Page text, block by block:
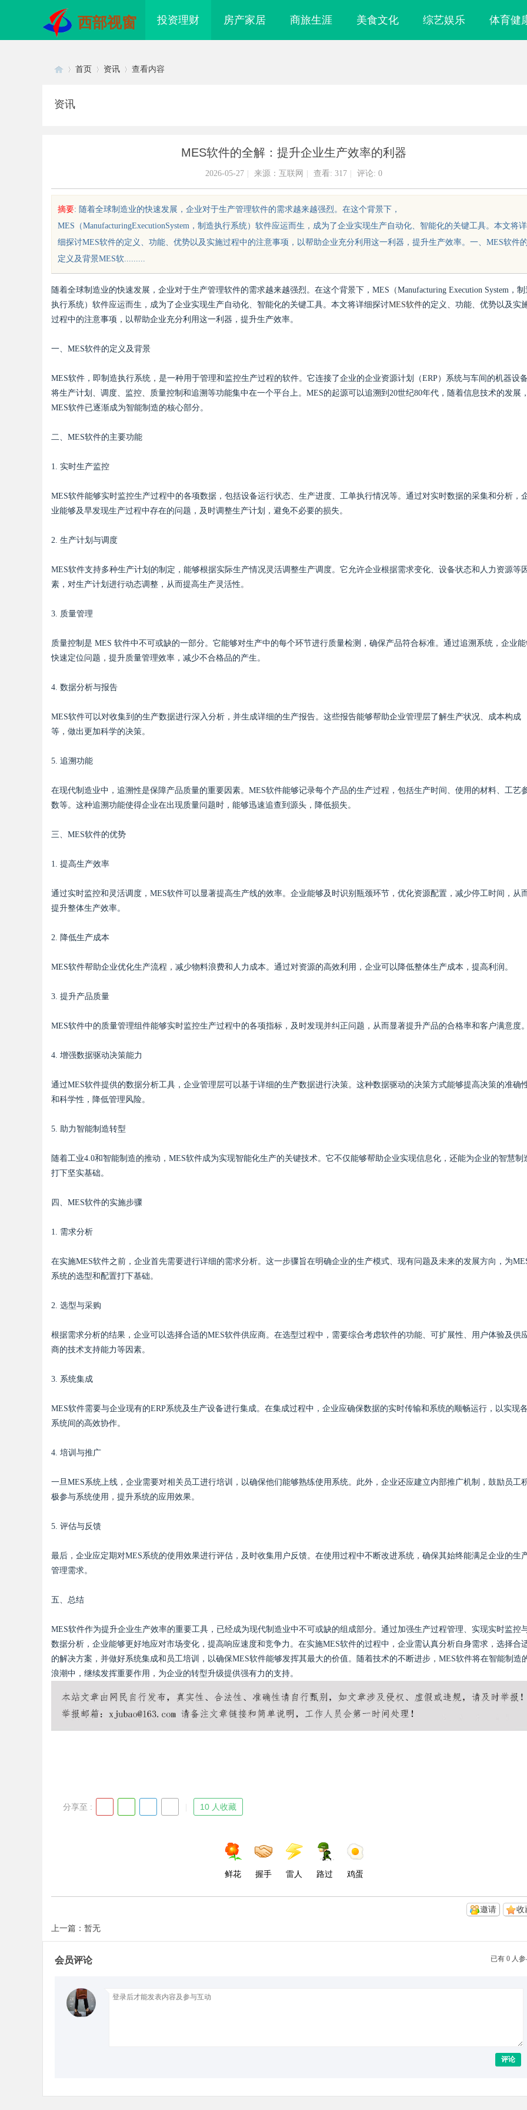
西部视窗 投资理财 房产家居 商旅生涯 美食文化 综艺娱乐 体育健
sc
uz
Bo
首页 资讯 查看内容
资讯
MES软件的全解：提升企业生产效率的利器
2026-05-27 来源：互联网 查看: 317 评论: 0
摘要: 随着全球制造业的快速发展，企业对于生产管理软件的需求越来越强烈。在这个背景下，
MES（ManufacturingExecutionSystem，制造执行系统）软件应运而生，成为了企业实现生产自动化、智能化的关键工具。本文将详
细探讨MES软件的定义、功能、优势以及实施过程中的注意事项，以帮助企业充分利用这一利器，提升生产效率。一、MES软件
定义及背景MES软.........
随着全球制造业的快速发展，企业对于生产管理软件的需求越来越强烈。在这个背景下，MES（Manufacturing Execution System，制
执行系统）软件应运而生，成为了企业实现生产自动化、智能化的关键工具。本文将详细探讨MES软件的定义、功能、优势以及实
过程中的注意事项，以帮助企业充分利用这一利器，提升生产效率。
一、MES软件的定义及背景
MES软件，即制造执行系统，是一种用于管理和监控生产过程的软件。它连接了企业的企业资源计划（ERP）系统与车间的机器设
将生产计划、调度、监控、质量控制和追溯等功能集中在一个平台上。MES的起源可以追溯到20世纪80年代，随着信息技术的发展
MES软件已逐渐成为智能制造的核心部分。
二、MES软件的主要功能
1. 实时生产监控
MES软件能够实时监控生产过程中的各项数据，包括设备运行状态、生产进度、工单执行情况等。通过对实时数据的采集和分析，
业能够及早发现生产过程中存在的问题，及时调整生产计划，避免不必要的损失。
2. 生产计划与调度
MES软件支持多种生产计划的制定，能够根据实际生产情况灵活调整生产调度。它允许企业根据需求变化、设备状态和人力资源等
素，对生产计划进行动态调整，从而提高生产灵活性。
3. 质量管理
质量控制是 MES 软件中不可或缺的一部分。它能够对生产中的每个环节进行质量检测，确保产品符合标准。通过追溯系统，企业
快速定位问题，提升质量管理效率，减少不合格品的产生。
4. 数据分析与报告
MES软件可以对收集到的生产数据进行深入分析，并生成详细的生产报告。这些报告能够帮助企业管理层了解生产状况、成本构成
等，做出更加科学的决策。
5. 追溯功能
在现代制造业中，追溯性是保障产品质量的重要因素。MES软件能够记录每个产品的生产过程，包括生产时间、使用的材料、工艺
数等。这种追溯功能使得企业在出现质量问题时，能够迅速追查到源头，降低损失。
三、MES软件的优势
1. 提高生产效率
通过实时监控和灵活调度，MES软件可以显著提高生产线的效率。企业能够及时识别瓶颈环节，优化资源配置，减少停工时间，从
提升整体生产效率。
2. 降低生产成本
MES软件帮助企业优化生产流程，减少物料浪费和人力成本。通过对资源的高效利用，企业可以降低整体生产成本，提高利润。
3. 提升产品质量
MES软件中的质量管理组件能够实时监控生产过程中的各项指标，及时发现并纠正问题，从而显著提升产品的合格率和客户满意度
4. 增强数据驱动决策能力
通过MES软件提供的数据分析工具，企业管理层可以基于详细的生产数据进行决策。这种数据驱动的决策方式能够提高决策的准确
和科学性，降低管理风险。
5. 助力智能制造转型
随着工业4.0和智能制造的推动，MES软件成为实现智能化生产的关键技术。它不仅能够帮助企业实现信息化，还能为企业的智慧制
打下坚实基础。
四、MES软件的实施步骤
1. 需求分析
在实施MES软件之前，企业首先需要进行详细的需求分析。这一步骤旨在明确企业的生产模式、现有问题及未来的发展方向，为
系统的选型和配置打下基础。
2. 选型与采购
根据需求分析的结果，企业可以选择合适的MES软件供应商。在选型过程中，需要综合考虑软件的功能、可扩展性、用户体验及供
商的技术支持能力等因素。
3. 系统集成
MES软件需要与企业现有的ERP系统及生产设备进行集成。在集成过程中，企业应确保数据的实时传输和系统的顺畅运行，以实现
系统间的高效协作。
4. 培训与推广
一旦MES系统上线，企业需要对相关员工进行培训，以确保他们能够熟练使用系统。此外，企业还应建立内部推广机制，鼓励员工
极参与系统使用，提升系统的应用效果。
5. 评估与反馈
最后，企业应定期对MES系统的使用效果进行评估，及时收集用户反馈。在使用过程中不断改进系统，确保其始终能满足企业的生
管理需求。
五、总结
MES软件作为提升企业生产效率的重要工具，已经成为现代制造业中不可或缺的组成部分。通过加强生产过程管理、实现实时监控
数据分析，企业能够更好地应对市场变化，提高响应速度和竞争力。在实施MES软件的过程中，企业需认真分析自身需求，选择合
的解决方案，并做好系统集成和员工培训，以确保MES软件能够发挥其最大的价值。随着技术的不断进步，MES软件将在智能制造
浪潮中，继续发挥重要作用，为企业的转型升级提供强有力的支持。
分享至 : 10 人收藏
鲜花 握手 雷人 路过 鸡蛋
收
邀请
上一篇：暂无
已有 0 人
会员评论
评论
商标购买：即买即用，规避侵权风险